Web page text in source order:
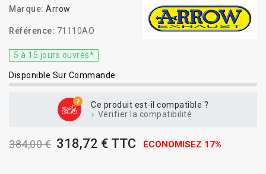
Marque: Arrow
Référence: 71110AO
5 à 15 jours ouvrés*
Disponible Sur Commande
Ce produit est-il compatible ?
Vérifier la compatibilité
384,00 € 318,72 € TTC ÉCONOMISEZ 17%